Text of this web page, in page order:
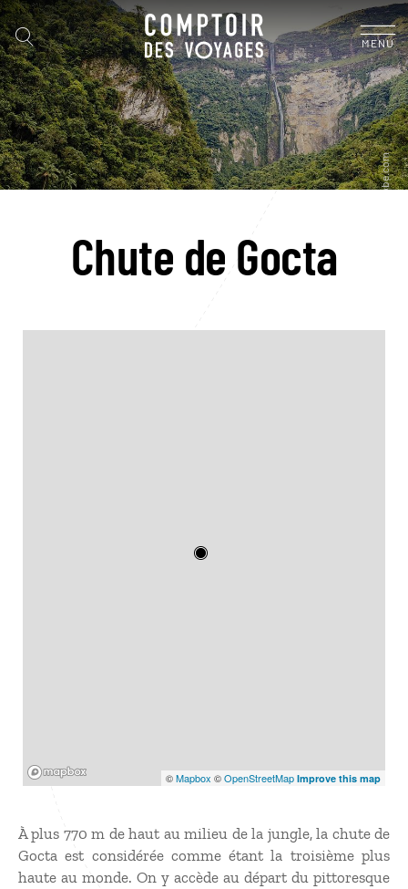
MENU
Chute de Gocta
©Mapbox ©OpenStreetMap Improve this map
À plus 770 m de haut au milieu de la jungle, la chute de
Gocta est considérée comme étant la troisième plus
haute au monde. On y accède au départ du pittoresque